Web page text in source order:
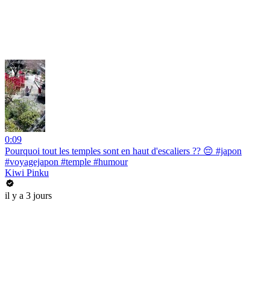
0:09
Pourquoi tout les temples sont en haut d'escaliers ?? 😔 #japon
#voyagejapon #temple #humour
Kiwi Pinku
il y a 3 jours